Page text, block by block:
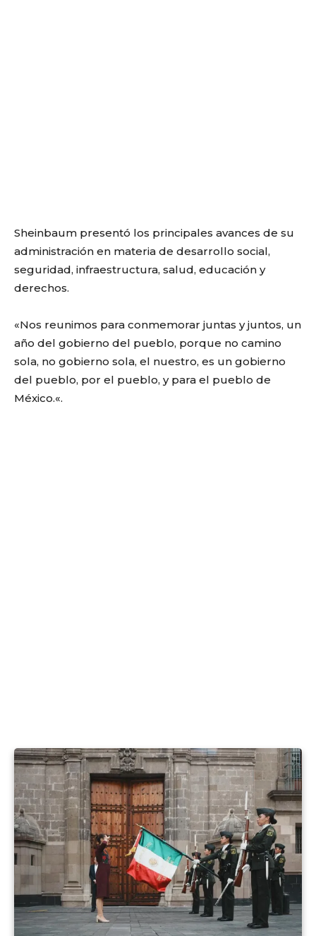
Sheinbaum presentó los principales avances de su
administración en materia de desarrollo social,
seguridad, infraestructura, salud, educación y
derechos.
«Nos reunimos para conmemorar juntas y juntos, un
año del gobierno del pueblo, porque no camino
sola, no gobierno sola, el nuestro, es un gobierno
del pueblo, por el pueblo, y para el pueblo de
México.«.